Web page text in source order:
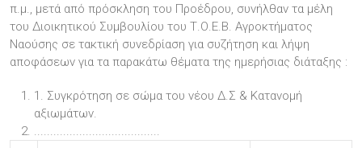
π.μ., μετά από πρόσκληση του Προέδρου, συνήλθαν τα μέλη
του Διοικητικού Συμβουλίου του Τ.Ο.Ε.Β. Αγροκτήματος
Ναούσης σε τακτική συνεδρίαση για συζήτηση και λήψη
αποφάσεων για τα παρακάτω θέματα της ημερήσιας διάταξης :
1. Συγκρότηση σε σώμα του νέου Δ.Σ & Κατανομή
αξιωμάτων.
.......................................